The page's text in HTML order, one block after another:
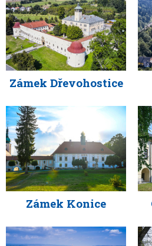
Zámek Dřevohostice
Zámek Konice